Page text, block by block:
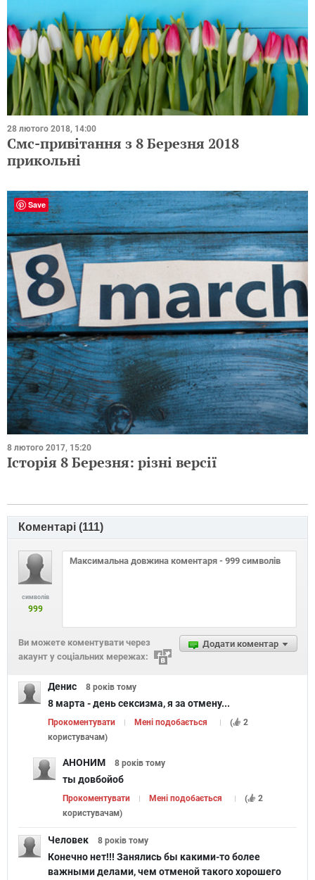
28 лютого 2018, 14:00
Смс-привітання з 8 Березня 2018
прикольні
8 лютого 2017, 15:20
Історія 8 Березня: різні версії
Коментарі (111)
символів
999
Додати коментар
Ви можете коментувати через
акаунт у соціальних мережах:
Денис 8 років тому
8 марта - день сексизма, я за отмену...
Прокоментувати Мені подобається (
2
користувачам)
АНОНИМ 8 років тому
ты довбойоб
Прокоментувати Мені подобається (
2
користувачам)
Человек 8 років тому
Конечно нет!!! Занялись бы какими-то более
важными делами, чем отменой такого хорошего
Save